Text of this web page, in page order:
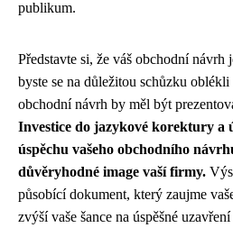
publikum.
Představte si, že váš obchodní
byste se na důležitou schůzku
obchodní návrh by měl být
Investice do jazykové korektury a
úspěchu vašeho obchodního
důvěryhodné image vaší firmy.
působící dokument, který zaujme
zvýší vaše šance na úspěšné